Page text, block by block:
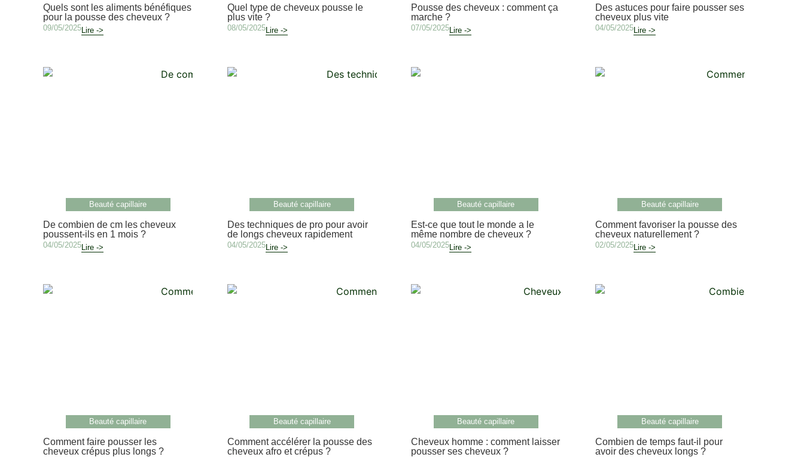
Quels sont les aliments bénéfiques
pour la pousse des cheveux ?
09/05/2025Lire ->
Quel type de cheveux pousse le
plus vite ?
08/05/2025Lire ->
Pousse des cheveux : comment ça
marche ?
07/05/2025Lire ->
Des astuces pour faire pousser ses
cheveux plus vite
04/05/2025Lire ->
Beauté capillaire
De combien de cm les cheveux
poussent-ils en 1 mois ?
04/05/2025Lire ->
Beauté capillaire
Des techniques de pro pour avoir
de longs cheveux rapidement
04/05/2025Lire ->
Beauté capillaire
Est-ce que tout le monde a le
même nombre de cheveux ?
04/05/2025Lire ->
Beauté capillaire
Comment favoriser la pousse des
cheveux naturellement ?
02/05/2025Lire ->
Beauté capillaire
Comment faire pousser les
cheveux crépus plus longs ?
Beauté capillaire
Comment accélérer la pousse des
cheveux afro et crépus ?
Beauté capillaire
Cheveux homme : comment laisser
pousser ses cheveux ?
Beauté capillaire
Combien de temps faut-il pour
avoir des cheveux longs ?